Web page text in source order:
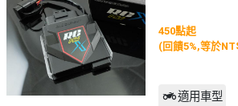
450點起
(回饋5%,等於
適用車型